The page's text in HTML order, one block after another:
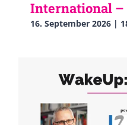
International
16. September 2026 |